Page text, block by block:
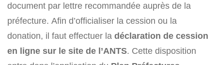
document par lettre recommandée auprès de la
préfecture. Afin d’officialiser la cession ou la
donation, il faut effectuer la déclaration de cession
en ligne sur le site de l’ANTS. Cette disposition